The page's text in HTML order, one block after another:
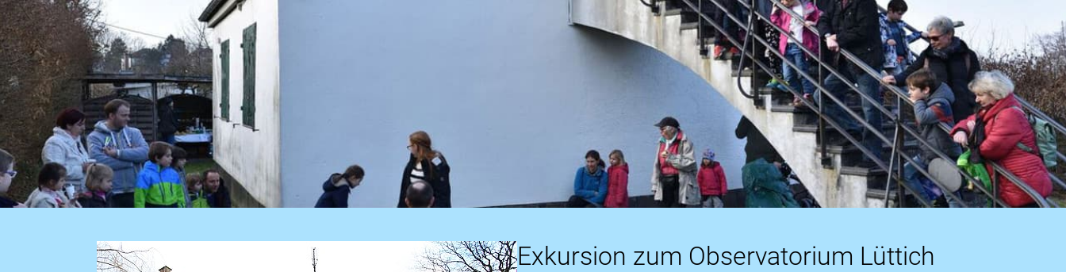
Exkursion zum Observatorium Lüttich